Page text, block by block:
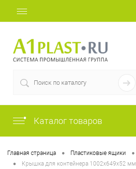
Каталог товаров
Главная страница • Пластиковые ящики •
• Крышка для контейнера 1002х649х52 мм